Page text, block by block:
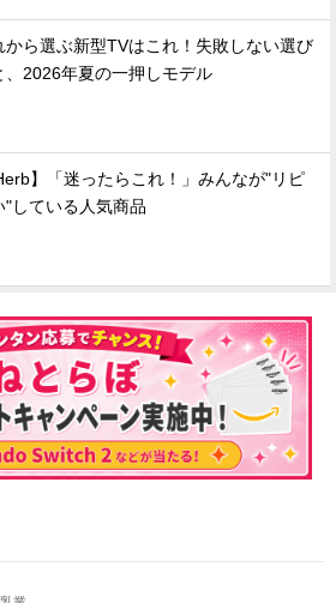
から選ぶ新型TVはこれ！失敗しない選び
、2026年夏の一押しモデル
】「迷ったらこれ！」みんなが"リピ
"している人気商品